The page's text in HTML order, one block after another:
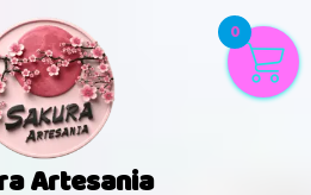
Artesania
0